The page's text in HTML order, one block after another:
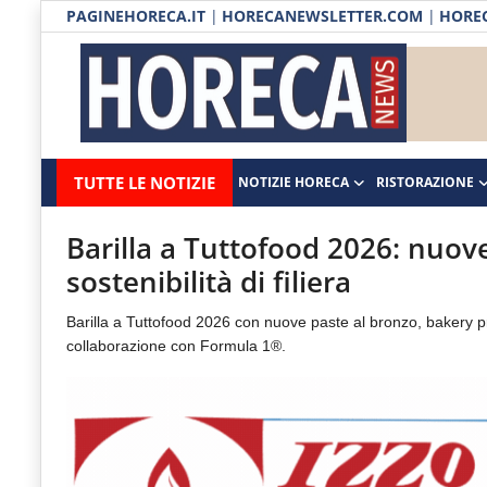
PAGINEHORECA.IT | HORECANEWSLETTER.COM |
Horecanews.it
-
Notizie
Horeca
Il
portale
del
del
TUTTE LE NOTIZIE NOTIZIE HORECA RISTORAZIONE
Notizie HORECA
Ristorazione
Ospitalità
Distribuzione
Prodotti | Dispensa Horeca
RUBRICHE
Barilla a Tuttofood 2026:
sostenibilità di filiera
Barilla a Tuttofood 2026 con nuove paste al bronzo, bakery
collaborazione con Formula 1®.